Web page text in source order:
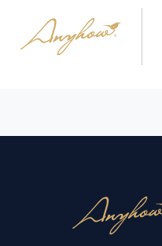
Promociones
Servicios
Inicio
Regalos